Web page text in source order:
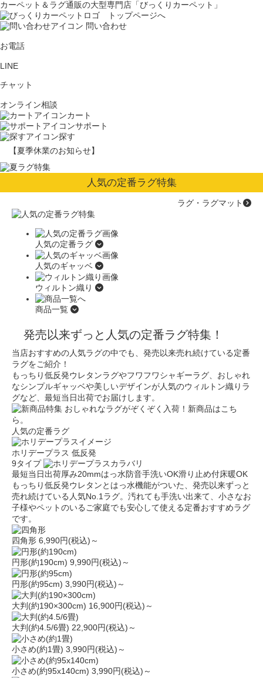
カーペット＆ラグ通販の大型専門店「びっくりカーペット」
問い合わせ
お電話
LINE
チャット
オンライン相談
カート
サポート
探す
【夏季休業のお知らせ】
人気の定番ラグ特集
ラグ・ラグマット
人気の定番ラグ
人気のギャッベ
ウィルトン織り
商品一覧
発売以来ずっと人気の定番ラグ特集！
当店おすすめの人気ラグの中でも、発売以来売れ続けている定番
ラグをご紹介！
もっちり低反発ウレタンラグやフワフワシャギーラグ、おしゃれ
なシンプルギャッベや美しいデザインが人気のウィルトン織りラ
グなど、最短当日出荷でお届けします。
おしゃれなラグがぞくぞく入荷！新商品はこち
ら。
人気の定番ラグ
ホリデープラス 低反発
9タイプ
最短当日出荷厚み20mmはっ水防音手洗いOK滑り止め付床暖OK
もっちり低反発ウレタンとはっ水機能がついた、発売以来ずっと
売れ続けている人気No.1ラグ。汚れても手洗い出来て、小さなお
子様やペットのいるご家庭でも安心して使える定番おすすめラグ
です。
四角形 6,990円(税込)～
円形(約190cm) 9,990円(税込)～
円形(約95cm) 3,990円(税込)～
大判(約190×300cm) 16,900円(税込)～
大判(約4.5/6畳) 22,900円(税込)～
小さめ(約1畳) 3,990円(税込)～
小さめ(約95x140cm) 3,990円(税込)～